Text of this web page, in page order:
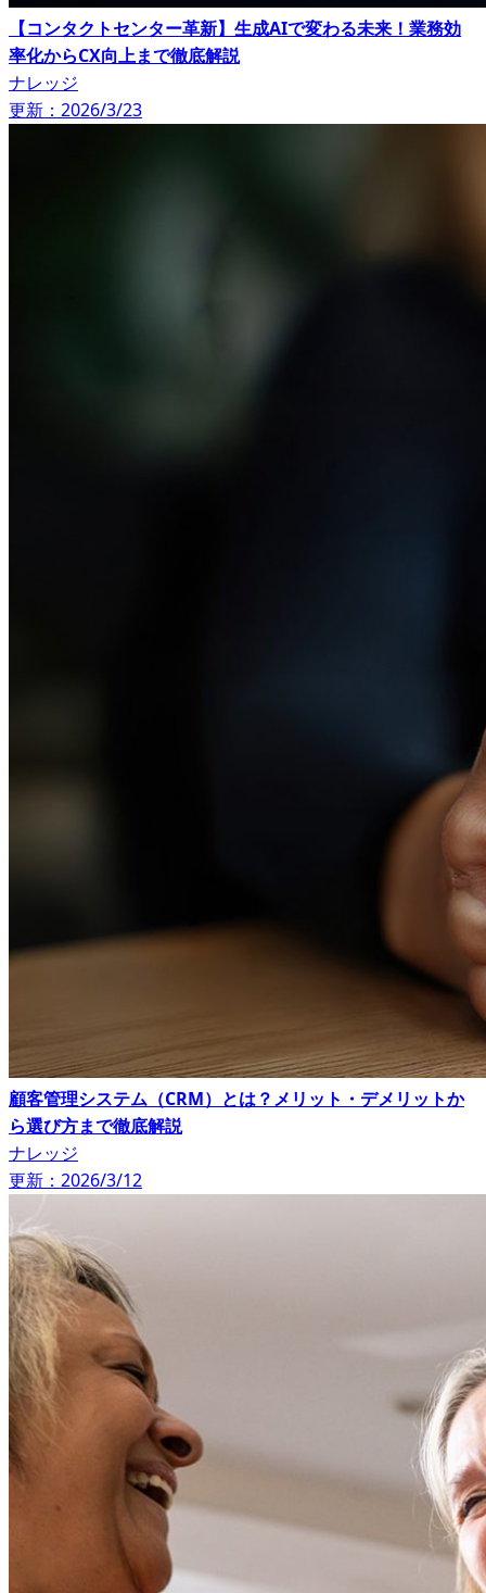
【コンタクトセンター革新】生成AIで変わる未来！業務効
率化からCX向上まで徹底解説
ナレッジ
更新：2026/3/23
顧客管理システム（CRM）とは？メリット・デメリットか
ら選び方まで徹底解説
ナレッジ
更新：2026/3/12